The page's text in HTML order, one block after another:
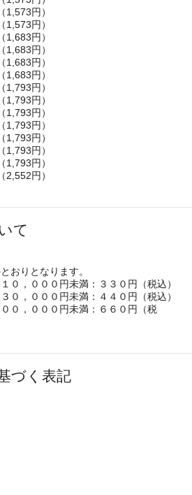
円）
円）
円）
円）
円）
円）
円）
円）
円）
円）
円）
円）
円）
円）
て
おりとなります。
０円未満：３３０円（税込）
，０００円未満：４４０円（税込）
，０００円未満：６６０円（税
づく表記